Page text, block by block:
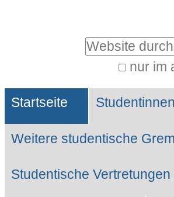
Website durchsuchen
nur im
Suche…
Sektionen
Startseite
Weitere studentische
Studentische Vertretungen